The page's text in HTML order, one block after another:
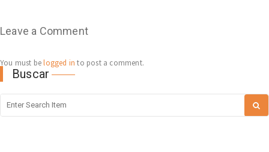
Leave a Comment
You must belogged in to post a comment.
Buscar